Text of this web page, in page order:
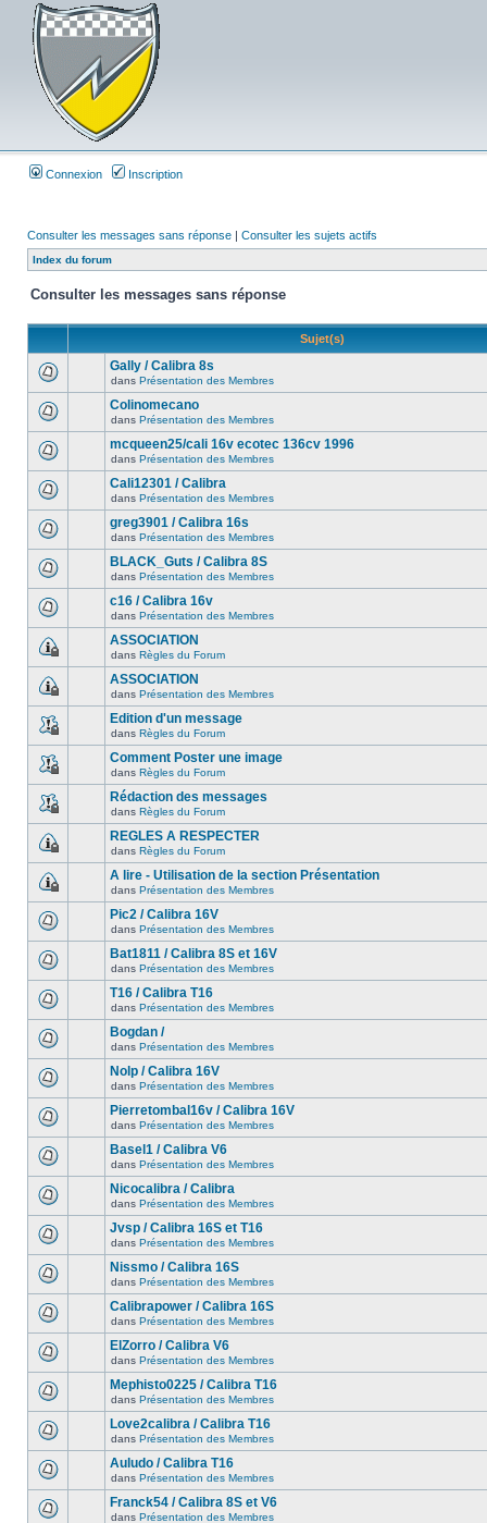
Connexion Inscription
Consulter les messages sans réponse | Consulter les sujets actifs
Index du forum
Consulter les messages sans réponse
Sujet(s)
Gally / Calibra 8s
dans Présentation des Membres
Colinomecano
dans Présentation des Membres
mcqueen25/cali 16v ecotec 136cv 1996
dans Présentation des Membres
Cali12301 / Calibra
dans Présentation des Membres
greg3901 / Calibra 16s
dans Présentation des Membres
BLACK_Guts / Calibra 8S
dans Présentation des Membres
c16 / Calibra 16v
dans Présentation des Membres
ASSOCIATION
dans Règles du Forum
ASSOCIATION
dans Présentation des Membres
Edition d'un message
dans Règles du Forum
Comment Poster une image
dans Règles du Forum
Rédaction des messages
dans Règles du Forum
REGLES A RESPECTER
dans Règles du Forum
A lire - Utilisation de la section Présentation
dans Présentation des Membres
Pic2 / Calibra 16V
dans Présentation des Membres
Bat1811 / Calibra 8S et 16V
dans Présentation des Membres
T16 / Calibra T16
dans Présentation des Membres
Bogdan /
dans Présentation des Membres
Nolp / Calibra 16V
dans Présentation des Membres
Pierretombal16v / Calibra 16V
dans Présentation des Membres
Basel1 / Calibra V6
dans Présentation des Membres
Nicocalibra / Calibra
dans Présentation des Membres
Jvsp / Calibra 16S et T16
dans Présentation des Membres
Nissmo / Calibra 16S
dans Présentation des Membres
Calibrapower / Calibra 16S
dans Présentation des Membres
ElZorro / Calibra V6
dans Présentation des Membres
Mephisto0225 / Calibra T16
dans Présentation des Membres
Love2calibra / Calibra T16
dans Présentation des Membres
Auludo / Calibra T16
dans Présentation des Membres
Franck54 / Calibra 8S et V6
dans Présentation des Membres